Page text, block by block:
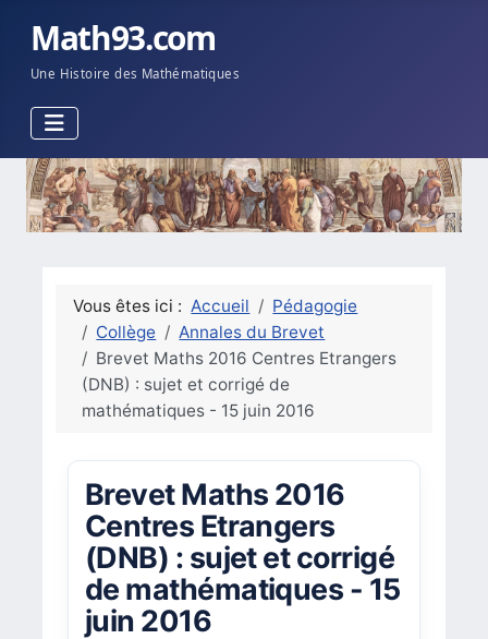
Math93.com
Une Histoire des Mathématiques
Vous êtes ici : Accueil
Pédagogie
Collège
Annales du Brevet
Brevet Maths 2016 Centres Etrangers
(DNB) : sujet et corrigé de
mathématiques - 15 juin 2016
Brevet Maths 2016
Centres Etrangers
(DNB) : sujet et corrigé
de mathématiques - 15
juin 2016